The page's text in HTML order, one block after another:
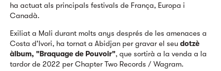
ha actuat als principals festivals de França, Europa i
Canadà.
Exiliat a Mali durant molts anys després de les amenaces a
Costa d'Ivori, ha tornat a Abidjan per gravar el seu dotzè
àlbum, "Braquage de Pouvoir", que sortirà a la venda a la
tardor de 2022 per Chapter Two Records / Wagram.